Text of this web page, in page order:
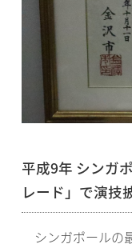
平成9年 シンガ
レード」で演技
シンガポールの